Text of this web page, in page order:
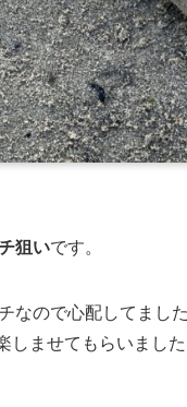
狙いです。
なので心配してまし
ませてもらいました